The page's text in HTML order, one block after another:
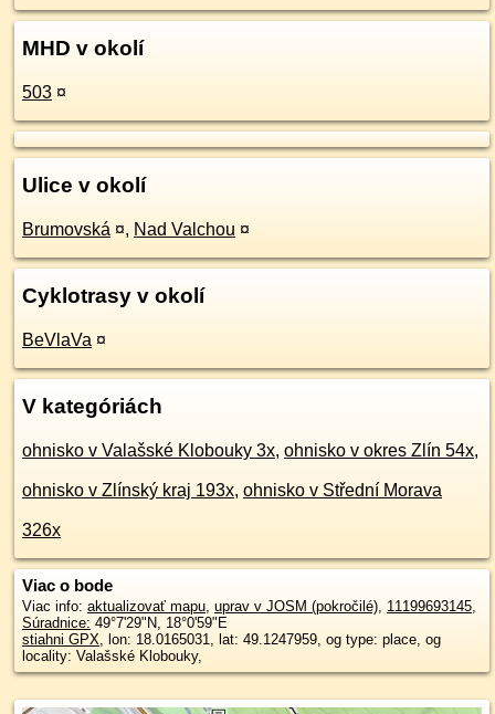
MHD v okolí
503 ¤
Ulice v okolí
Brumovská ¤, Nad Valchou ¤
Cyklotrasy v okolí
BeVlaVa ¤
V kategóriách
ohnisko v Valašské Klobouky 3x, ohnisko v okres Zlín 54x,
ohnisko v Zlínský kraj 193x, ohnisko v Střední Morava
326x
Viac o bode
Viac info: aktualizovať mapu, uprav v JOSM (pokročilé), 11199693145,
Súradnice: 49°7'29"N, 18°0'59"E
stiahni GPX, lon: 18.0165031, lat: 49.1247959, og type: place, og
locality: Valašské Klobouky,